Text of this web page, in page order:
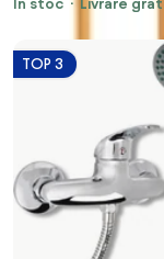
În stoc Livrare
TOP 3